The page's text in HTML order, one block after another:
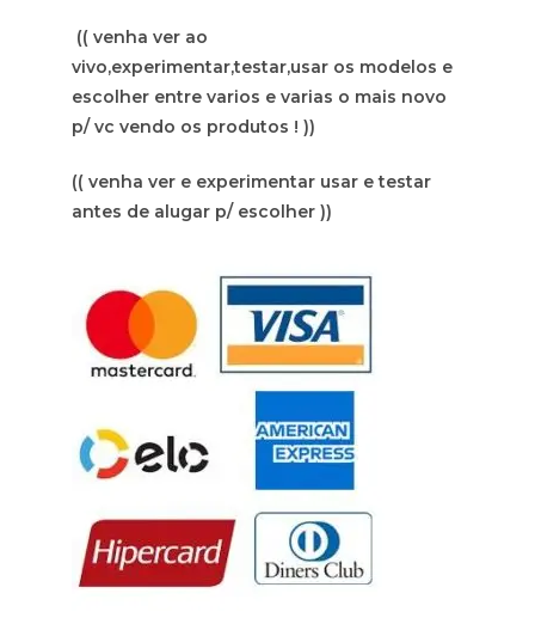
(( venha ver ao
vivo,experimentar,testar,usar os modelos e
escolher entre varios e varias o mais novo
p/ vc vendo os produtos ! ))
(( venha ver e experimentar usar e testar
antes de alugar p/ escolher ))